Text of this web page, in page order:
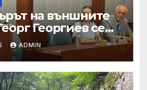
на външните
Георгиев се
младежи по
годишнината от
на Устава на
ADMIN